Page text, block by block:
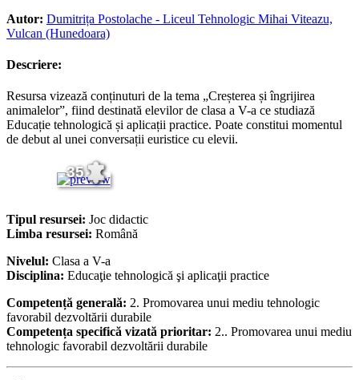
Autor: Dumitrița Postolache - Liceul Tehnologic Mihai Viteazu,
Vulcan (Hunedoara)
Descriere:
Resursa vizează conținuturi de la tema „Creșterea și îngrijirea
animalelor”, fiind destinată elevilor de clasa a V-a ce studiază
Educație tehnologică și aplicații practice. Poate constitui momentul
de debut al unei conversații euristice cu elevii.
35
Tipul resursei: Joc didactic
Limba resursei: Română
Nivelul: Clasa a V-a
Disciplina: Educaţie tehnologică şi aplicaţii practice
Competență generală: 2. Promovarea unui mediu tehnologic
favorabil dezvoltării durabile
Competența specifică vizată prioritar: 2.. Promovarea unui mediu
tehnologic favorabil dezvoltării durabile